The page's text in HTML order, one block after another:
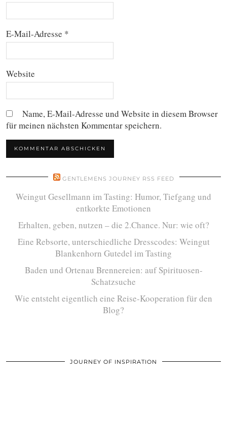
E-Mail-Adresse *
Website
Name, E-Mail-Adresse und Website in diesem Browser
für meinen nächsten Kommentar speichern.
GENTLEMENS JOURNEY RSS FEED
Weingut Gesellmann im Tasting: Humor, Tiefgang und
entkorkte Emotionen
Erhalten, geben, nutzen – die 2.Chance. Nur: wie oft?
Eine Rebsorte, unterschiedliche Dresscodes: Weingut
Blankenhorn Gutedel im Tasting
Baden und Ortenau Brennereien: auf Spirituosen-
Schatzsuche
Wie entsteht eigentlich eine Reise-Kooperation für den
Blog?
JOURNEY OF INSPIRATION